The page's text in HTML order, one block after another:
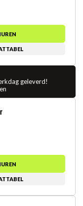
geleverd!